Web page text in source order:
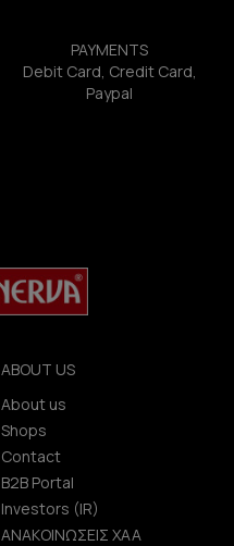
PAYMENTS
Debit Card, Credit Card,
Paypal
ABOUT US
About us
Shops
Contact
B2B Portal
Investors (IR)
ΑΝΑΚΟΙΝΩΣΕΙΣ ΧΑΑ